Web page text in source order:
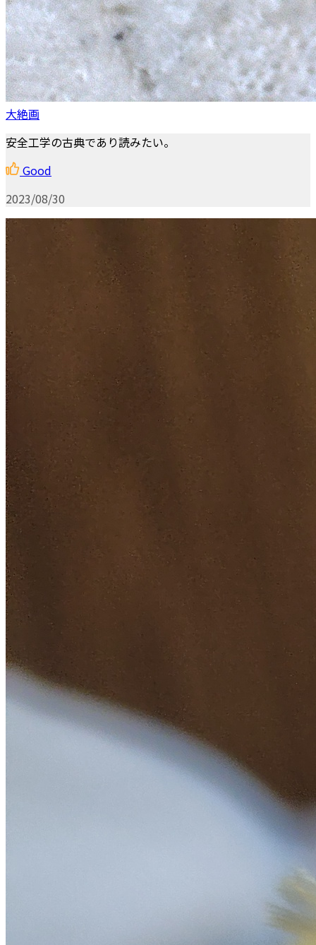
大絶画
安全工学の古典であり読みたい。
Good
2023/08/30